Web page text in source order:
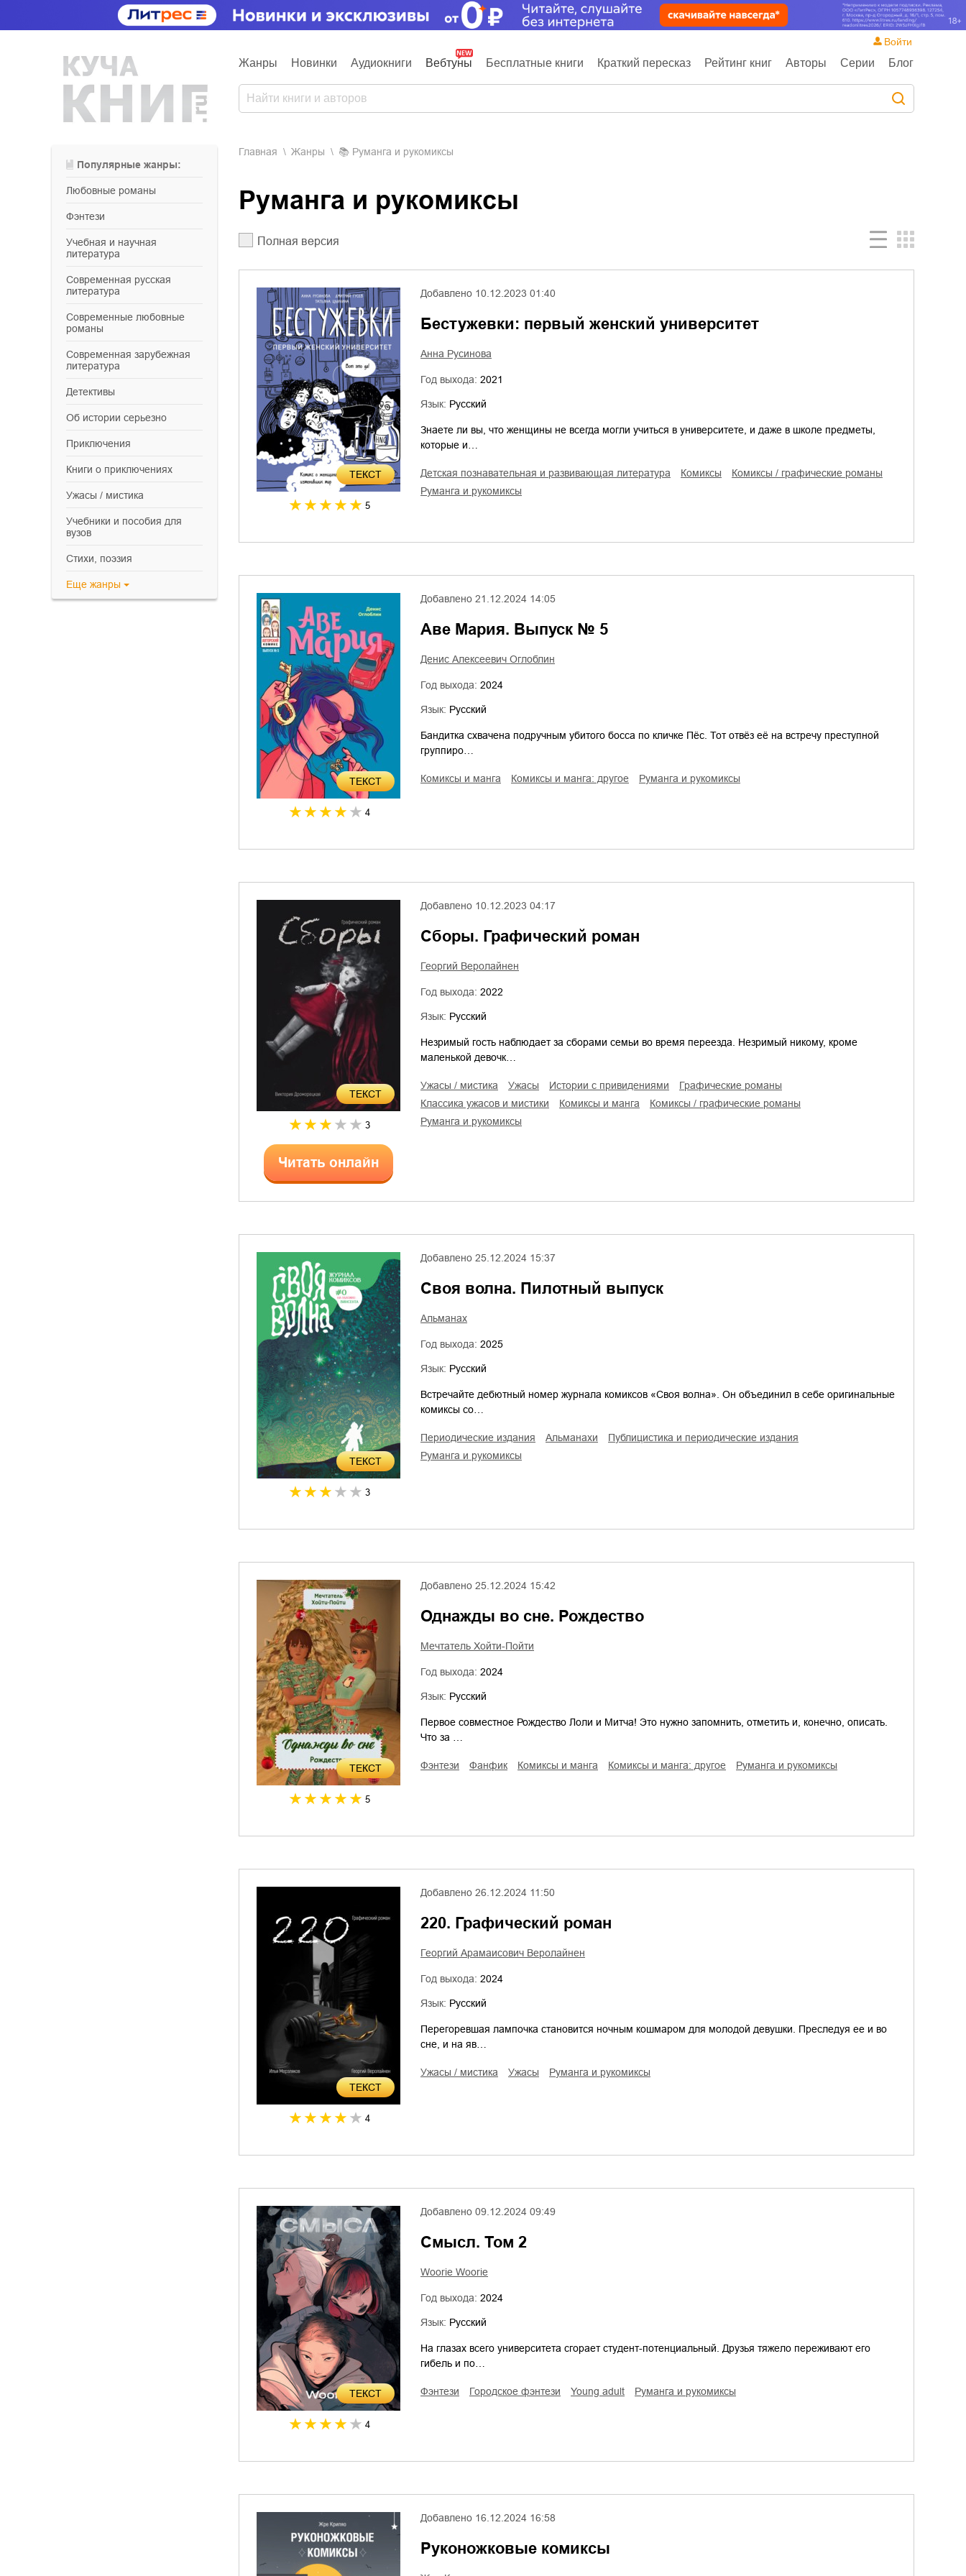
Жанры Новинки Аудиокниги Вебтуны Бесплатные книги Краткий пересказ Рейтинг книг Авторы Серии Блог
Войти
Популярные жанры:
любовные романы
фэнтези
учебная и научная
литература
современная русская
литература
современные любовные
романы
современная зарубежная
литература
детективы
об истории серьезно
приключения
книги о приключениях
ужасы / мистика
учебники и пособия для
вузов
cтихи, поэзия
Еще жанры
Главная Жанры Руманга и рукомиксы
Руманга и рукомиксы
Полная версия
ТЕКСТ
5
Добавлено 10.12.2023 01:40
Бестужевки: первый женский университет
Анна Русинова
Год выхода: 2021
Язык: Русский
Знаете ли вы, что женщины не всегда могли учиться в университете, и даже в школе предметы,
которые и…
детская познавательная и развивающая литература комиксы
комиксы / графические романы
руманга и рукомиксы
ТЕКСТ
4
Добавлено 21.12.2024 14:05
Аве Мария. Выпуск № 5
Денис Алексеевич Оглоблин
Год выхода: 2024
Язык: Русский
Бандитка схвачена подручным убитого босса по кличке Пёс. Тот отвёз её на встречу преступной
группиро…
комиксы и манга комиксы и манга: другое руманга и рукомиксы
ТЕКСТ
3
Читать онлайн
Добавлено 10.12.2023 04:17
Сборы. Графический роман
Георгий Веролайнен
Год выхода: 2022
Язык: Русский
Незримый гость наблюдает за сборами семьи во время переезда. Незримый никому, кроме
маленькой девочк…
ужасы / мистика ужасы истории с привидениями
графические романы
классика ужасов и мистики
комиксы и манга
комиксы / графические романы
руманга и рукомиксы
ТЕКСТ
3
Добавлено 25.12.2024 15:37
Своя волна. Пилотный выпуск
Альманах
Год выхода: 2025
Язык: Русский
Встречайте дебютный номер журнала комиксов «Своя волна». Он объединил в себе оригинальные
комиксы со…
периодические издания альманахи
публицистика и периодические издания
руманга и рукомиксы
ТЕКСТ
5
Добавлено 25.12.2024 15:42
Однажды во сне. Рождество
Мечтатель Хойти-Пойти
Год выхода: 2024
Язык: Русский
Первое совместное Рождество Лоли и Митча! Это нужно запомнить, отметить и, конечно, описать.
Что за …
фэнтези фанфик комиксы и манга комиксы и манга: другое руманга и рукомиксы
ТЕКСТ
4
Добавлено 26.12.2024 11:50
220. Графический роман
Георгий Арамаисович Веролайнен
Год выхода: 2024
Язык: Русский
Перегоревшая лампочка становится ночным кошмаром для молодой девушки. Преследуя ее и во
сне, и на яв…
ужасы / мистика ужасы руманга и рукомиксы
ТЕКСТ
4
Добавлено 09.12.2024 09:49
Смысл. Том 2
Woorie Woorie
Год выхода: 2024
Язык: Русский
На глазах всего университета сгорает студент-потенциальный. Друзья тяжело переживают его
гибель и по…
фэнтези городское фэнтези young adult руманга и рукомиксы
Добавлено 16.12.2024 16:58
Руконожковые комиксы